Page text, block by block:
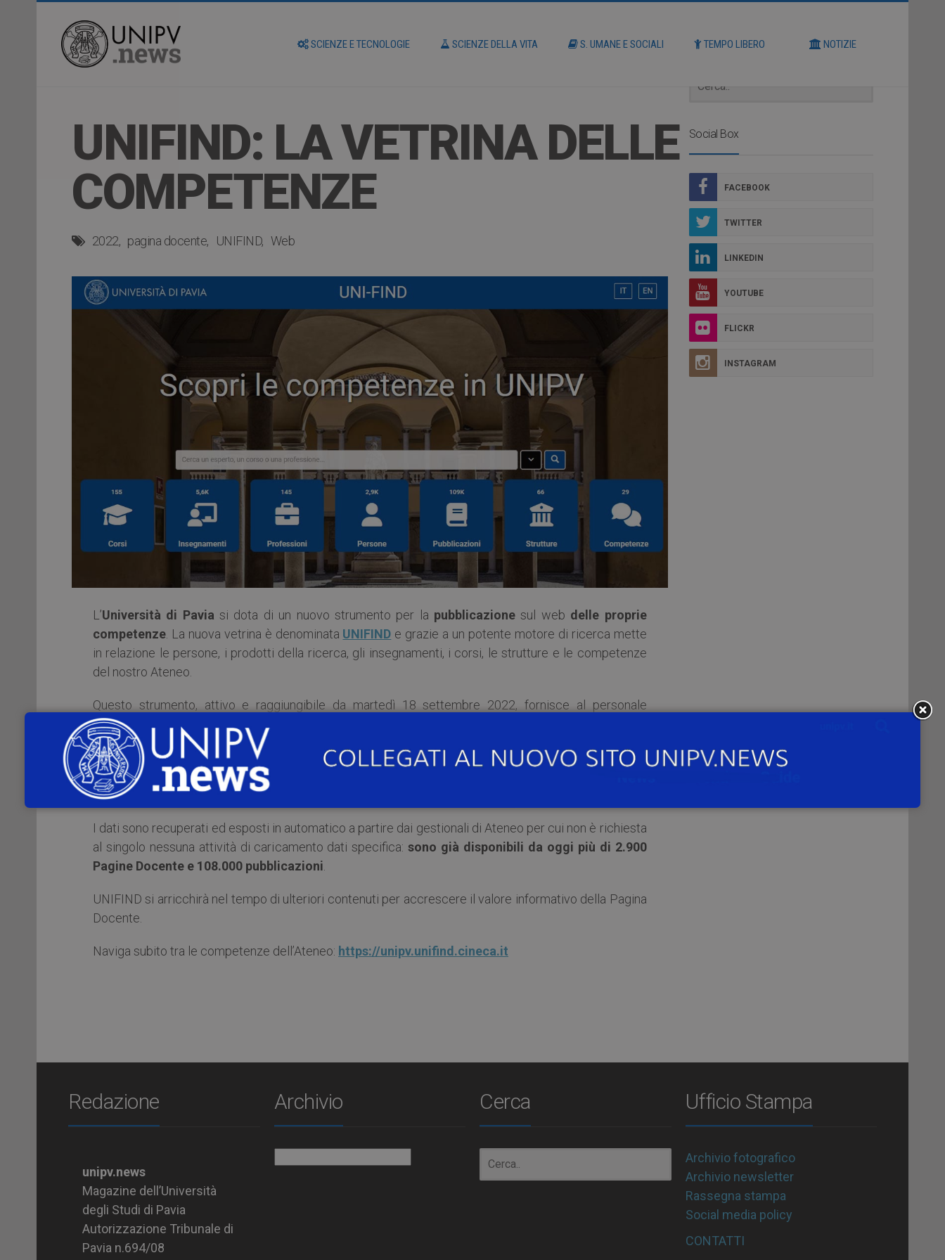
SCIENZE E TECNOLOGIE SCIENZE DELLA VITA S. UMANE E SOCIALI TEMPO LIBERO NOTIZIE
UNIFIND: LA VETRINA DELLE
COMPETENZE
2022 pagina docente UNIFIND Web
L’Università di Pavia si dota di un nuovo strumento per la pubblicazione sul web delle proprie
competenze . La nuova vetrina è denominata UNIFIND e grazie a un potente motore di ricerca mette
in relazione le persone, i prodotti della ricerca, gli insegnamenti, i corsi, le strutture e le competenze
del nostro Ateneo.
Questo strumento, attivo e raggiungibile da martedì 18 settembre 2022, fornisce al personale
dell’Ateneo
la Pagina Docente
, un unico spazio web dove sono pubblicate le informazioni relative ai
contatti, alle pubblicazioni, ai brevetti e alle attività di insegnamento.
La Pagina Docente è attiva per ciascun docente, ricercatore o assegnista dell’Ateneo con almeno un
insegnamento o una pubblicazione/brevetto negli ultimi 5 anni.
I dati sono recuperati ed esposti in automatico a partire dai gestionali di Ateneo per cui non è richiesta
al singolo nessuna attività di caricamento dati specifica:sono già disponibili da oggi più di 2.900
Pagine Docente e 108.000 pubblicazioni
UNIFIND si arricchirà nel tempo di ulteriori contenuti per accrescere il valore informativo della Pagina
Docente.
Naviga subito tra le competenze dell’Ateneo: https://unipv.unifind.cineca.it
Social Box
FACEBOOK
TWITTER
LINKEDIN
YOUTUBE
FLICKR
INSTAGRAM
Redazione
unipv.news
Magazine dell’Università
degli Studi di Pavia
Autorizzazione Tribunale di
Pavia n.694/08
Archivio Cerca Ufficio Stampa
Archivio fotografico
Archivio newsletter
Rassegna stampa
Social media policy
CONTATTI